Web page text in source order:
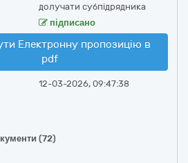
долучати субпідрядника
підписано
Електронну пропозицію в
pdf
12-03-2026, 09:47:38
(72)